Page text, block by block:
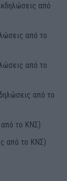
από
από το
από το
από το
το ΚΝΣ)
από το ΚΝΣ)